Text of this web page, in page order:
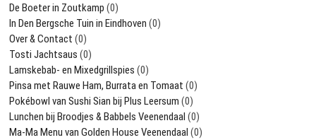
De Boeter in Zoutkamp (0)
In Den Bergsche Tuin in Eindhoven (0)
Over & Contact (0)
Tosti Jachtsaus (0)
Lamskebab- en Mixedgrillspies (0)
Pinsa met Rauwe Ham, Burrata en Tomaat (0)
Pokébowl van Sushi Sian bij Plus Leersum (0)
Lunchen bij Broodjes & Babbels Veenendaal (0)
Ma-Ma Menu van Golden House Veenendaal (0)